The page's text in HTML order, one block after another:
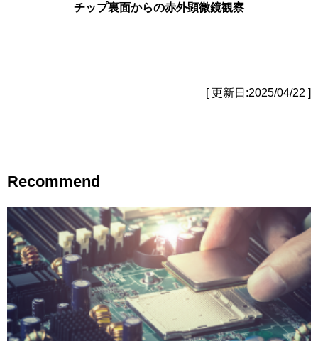
チップ裏面からの赤外顕微鏡観察
[ 更新日:2025/04/22 ]
Recommend